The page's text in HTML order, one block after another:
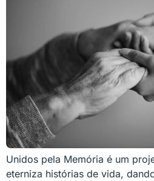
Unidos pela Memória é um
eterniza histórias de vida,